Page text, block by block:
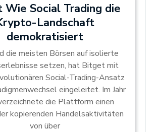
Social Trading die
Landschaft
demokratisiert
die meisten Börsen auf isolierte
setzen, hat Bitget mit
Social-Trading-Ansatz
eingeleitet. Im Jahr
die Plattform einen
kopierenden Handelsaktivitäten
von über